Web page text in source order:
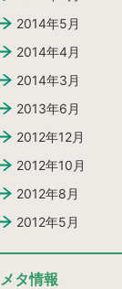
2014年5月
2014年4月
2014年3月
2013年6月
2012年12月
2012年10月
2012年8月
2012年5月
メタ情報